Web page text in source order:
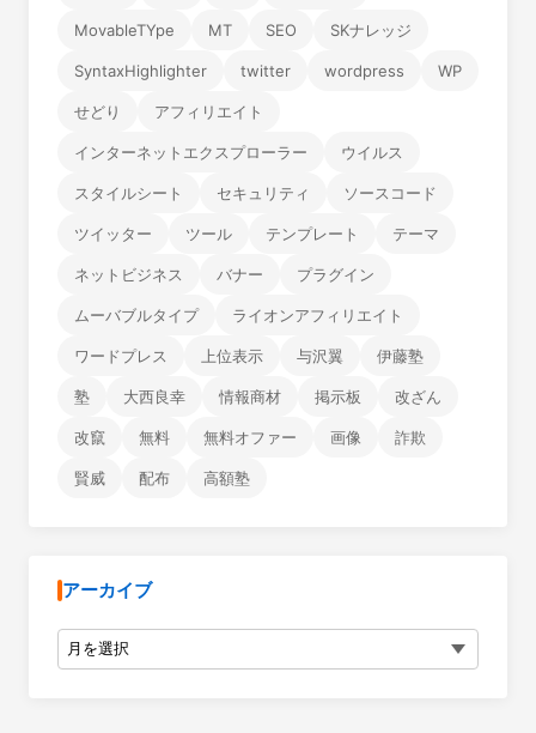
MovableTYpe MT SEO SKナレッジ
SyntaxHighlighter twitter wordpress WP
せどり アフィリエイト
インターネットエクスプローラー ウイルス
スタイルシート セキュリティ ソースコード
ツイッター ツール テンプレート テーマ
ネットビジネス バナー プラグイン
ムーバブルタイプ ライオンアフィリエイト
ワードプレス 上位表示 与沢翼 伊藤塾
塾 大西良幸 情報商材 掲示板 改ざん
改竄 無料 無料オファー 画像 詐欺
賢威 配布 高額塾
アーカイブ
アーカイブ